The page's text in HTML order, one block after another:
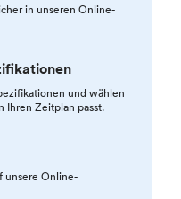
in unseren Online-
und wählen
Ihren Zeitplan passt.
unsere Online-